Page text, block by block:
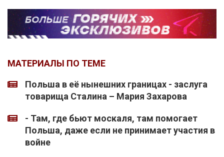
МАТЕРИАЛЫ ПО ТЕМЕ
Польша в её нынешних границах - заслуга
товарища Сталина – Мария Захарова
- Там, где бьют москаля, там помогает
Польша, даже если не принимает участия в
войне